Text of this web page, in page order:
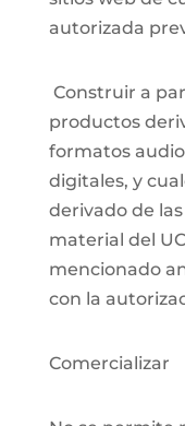
autorizada
Construir a
productos
formatos
digitales, y
derivado de
material del
mencionado
con la
Comercializar